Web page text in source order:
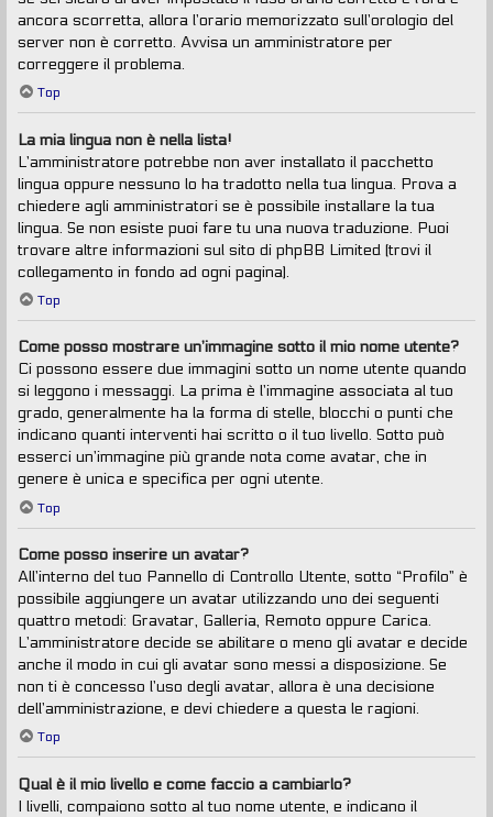
ancora scorretta, allora l’orario memorizzato sull’orologio del
server non è corretto. Avvisa un amministratore per
correggere il problema.
Top
La mia lingua non è nella lista!
L’amministratore potrebbe non aver installato il pacchetto
lingua oppure nessuno lo ha tradotto nella tua lingua. Prova a
chiedere agli amministratori se è possibile installare la tua
lingua. Se non esiste puoi fare tu una nuova traduzione. Puoi
trovare altre informazioni sul sito di phpBB Limited (trovi il
collegamento in fondo ad ogni pagina).
Top
Come posso mostrare un’immagine sotto il mio nome utente?
Ci possono essere due immagini sotto un nome utente quando
si leggono i messaggi. La prima è l’immagine associata al tuo
grado, generalmente ha la forma di stelle, blocchi o punti che
indicano quanti interventi hai scritto o il tuo livello. Sotto può
esserci un’immagine più grande nota come avatar, che in
genere è unica e specifica per ogni utente.
Top
Come posso inserire un avatar?
All’interno del tuo Pannello di Controllo Utente, sotto “Profilo” è
possibile aggiungere un avatar utilizzando uno dei seguenti
quattro metodi: Gravatar, Galleria, Remoto oppure Carica.
L’amministratore decide se abilitare o meno gli avatar e decide
anche il modo in cui gli avatar sono messi a disposizione. Se
non ti è concesso l’uso degli avatar, allora è una decisione
dell’amministrazione, e devi chiedere a questa le ragioni.
Top
Qual è il mio livello e come faccio a cambiarlo?
I livelli, compaiono sotto al tuo nome utente, e indicano il